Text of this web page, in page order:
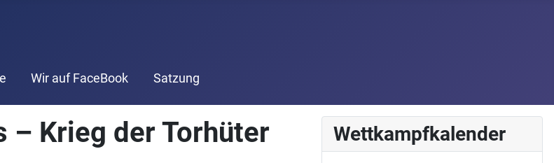
Wir auf FaceBook Satzung
– Krieg der Torhüter Wettkampfkalender